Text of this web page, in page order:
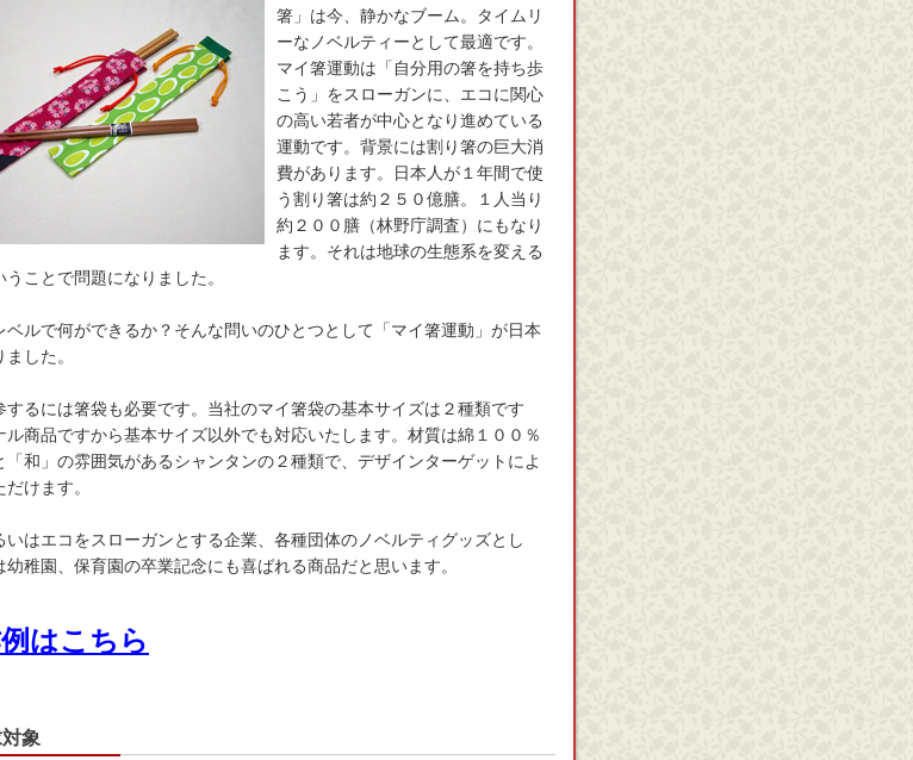
箸」は今、静かなブーム。タイムリ
ーなノベルティーとして最適です。
マイ箸運動は「自分用の箸を持ち歩
こう」をスローガンに、エコに関心
の高い若者が中心となり進めている
運動です。背景には割り箸の巨大消
費があります。日本人が１年間で使
う割り箸は約２５０億膳。１人当り
約２００膳（林野庁調査）にもなり
ます。それは地球の生態系を変える
ことで問題になりました。
ベルで何ができるか？そんな問いのひとつとして「マイ箸運動」が日本
した。
するには箸袋も必要です。当社のマイ箸袋の基本サイズは２種類です
ル商品ですから基本サイズ以外でも対応いたします。材質は綿１００％
「和」の雰囲気があるシャンタンの２種類で、デザインターゲットによ
けます。
いはエコをスローガンとする企業、各種団体のノベルティグッズとし
幼稚園、保育園の卒業記念にも喜ばれる商品だと思います。
はこちら
象